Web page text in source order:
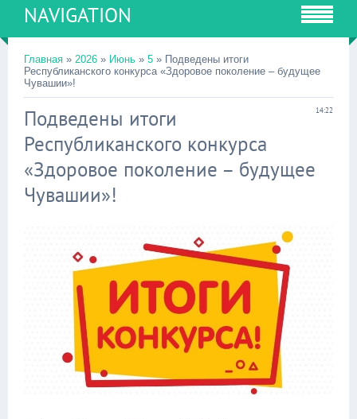
NAVIGATION
Главная » 2026 » Июнь » 5 » Подведены итоги
Республиканского конкурса «Здоровое поколение – будущее
Чувашии»!
14:22
Подведены итоги
Республиканского конкурса
«Здоровое поколение – будущее
Чувашии»!